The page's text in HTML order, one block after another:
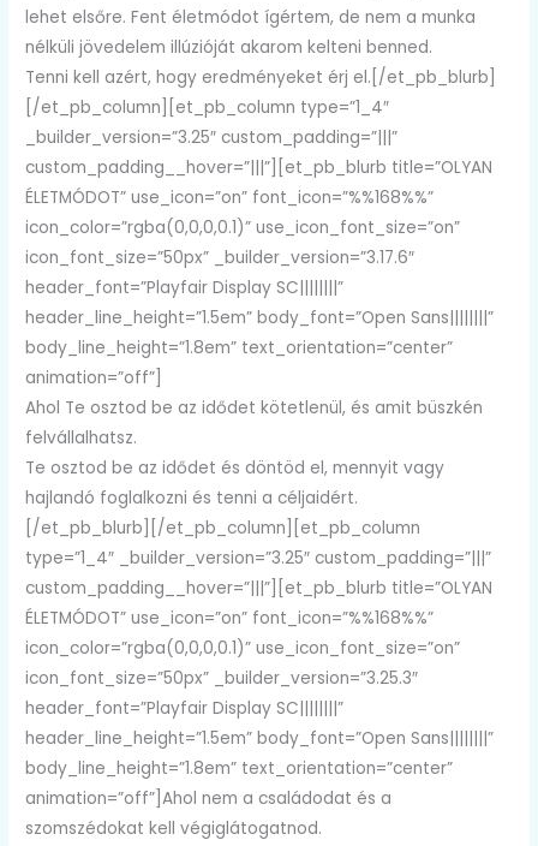
lehet elsőre. Fent életmódot ígértem, de nem a munka
nélküli jövedelem illúzióját akarom kelteni benned.
Tenni kell azért, hogy eredményeket érj el.[/et_pb_blurb]
[/et_pb_column][et_pb_column type=”1_4″
_builder_version=”3.25″ custom_padding=”|||”
custom_padding__hover=”|||”][et_pb_blurb title=”OLYAN
ÉLETMÓDOT” use_icon=”on” font_icon=”%%168%%”
icon_color=”rgba(0,0,0,0.1)” use_icon_font_size=”on”
icon_font_size=”50px” _builder_version=”3.17.6″
header_font=”Playfair Display SC||||||||”
header_line_height=”1.5em” body_font=”Open Sans||||||||”
body_line_height=”1.8em” text_orientation=”center”
animation=”off”]
Ahol Te osztod be az idődet kötetlenül, és amit büszkén
felvállalhatsz.
Te osztod be az idődet és döntöd el, mennyit vagy
hajlandó foglalkozni és tenni a céljaidért.
[/et_pb_blurb][/et_pb_column][et_pb_column
type=”1_4″ _builder_version=”3.25″ custom_padding=”|||”
custom_padding__hover=”|||”][et_pb_blurb title=”OLYAN
ÉLETMÓDOT” use_icon=”on” font_icon=”%%168%%”
icon_color=”rgba(0,0,0,0.1)” use_icon_font_size=”on”
icon_font_size=”50px” _builder_version=”3.25.3″
header_font=”Playfair Display SC||||||||”
header_line_height=”1.5em” body_font=”Open Sans||||||||”
body_line_height=”1.8em” text_orientation=”center”
animation=”off”]Ahol nem a családodat és a
szomszédokat kell végiglátogatnod.